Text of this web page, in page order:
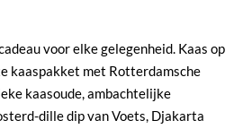
voor elke gelegenheid. Kaas op
kaaspakket met Rotterdamsche
kaasoude, ambachtelijke
dille dip van Voets, Djakarta